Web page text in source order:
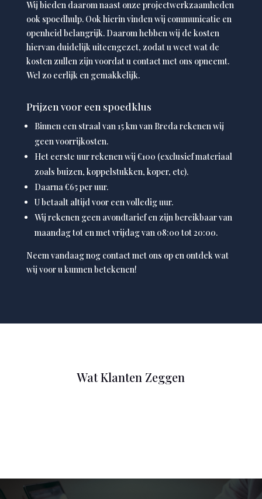
Wij bieden daarom naast onze projectwerkzaamheden
ook spoedhulp. Ook hierin vinden wij communicatie en
openheid belangrijk. Daarom hebben wij de kosten
hiervan duidelijk uiteengezet, zodat u weet wat de
kosten zullen zijn voordat u contact met ons opneemt.
Wel zo eerlijk en gemakkelijk.
Prijzen voor een spoedklus
Binnen een straal van 15 km van Breda rekenen wij
geen voorrijkosten.
Het eerste uur rekenen wij €100 (exclusief materiaal
zoals buizen, koppelstukken, koper, etc).
Daarna €65 per uur.
U betaalt altijd voor een volledig uur.
Wij rekenen geen avondtarief en zijn bereikbaar van
maandag tot en met vrijdag van 08:00 tot 20:00.
Neem vandaag nog contact met ons op en ontdek wat
wij voor u kunnen betekenen!
Wat Klanten Zeggen